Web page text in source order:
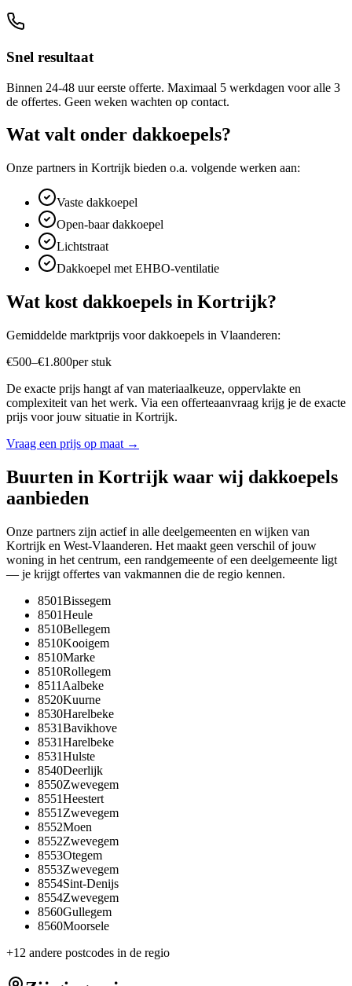
Snel resultaat
Binnen 24-48 uur eerste offerte. Maximaal 5 werkdagen voor alle 3
de offertes. Geen weken wachten op contact.
Wat valt onder dakkoepels?
Onze partners in Kortrijk bieden o.a. volgende werken aan:
Vaste dakkoepel
Open-baar dakkoepel
Lichtstraat
Dakkoepel met EHBO-ventilatie
Wat kost dakkoepels in Kortrijk?
Gemiddelde marktprijs voordakkoepels in Vlaanderen:
€500–€1.800perstuk
De exacte prijs hangt af van materiaalkeuze, oppervlakte en
complexiteit van het werk. Via een offerteaanvraag krijg je de exacte
prijs voor jouw situatie in Kortrijk.
Vraag een prijs op maat →
Buurten in Kortrijk waar wij dakkoepels
aanbieden
Onze partners zijn actief in alle deelgemeenten en wijken van
Kortrijk en West-Vlaanderen. Het maakt geen verschil of jouw
woning in het centrum, een randgemeente of een deelgemeente ligt
— je krijgt offertes van vakmannen die de regio kennen.
8501Bissegem
8501Heule
8510Bellegem
8510Kooigem
8510Marke
8510Rollegem
8511 Aalbeke
8520Kuurne
8530Harelbeke
8531Bavikhove
8531Harelbeke
8531Hulste
8540Deerlijk
8550Zwevegem
8551Heestert
8551 Zwevegem
8552Moen
8552Zwevegem
8553Otegem
8553Zwevegem
8554Sint-Denijs
8554Zwevegem
8560Gullegem
8560Moorsele
+12 andere postcodes in de regio